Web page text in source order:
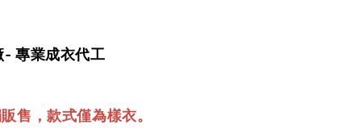
- 專業成衣代工
售，款式僅為樣衣。